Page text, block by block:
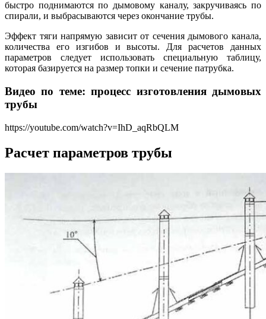
быстро поднимаются по дымовому каналу, закручиваясь по
спирали, и выбрасываются через окончание трубы.
Эффект тяги напрямую зависит от сечения дымового канала,
количества его изгибов и высоты. Для расчетов данных
параметров следует использовать специальную таблицу,
которая базируется на размер топки и сечение патрубка.
Видео по теме: процесс изготовления дымовых
трубы
https://youtube.com/watch?v=IhD_aqRbQLM
Расчет параметров трубы